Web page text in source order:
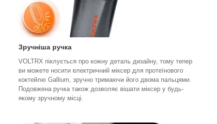
Зручніша ручка
VOLTRX піклується про кожну деталь дизайну, тому тепер
ви можете носити електричний міксер для протеїнового
коктейлю Gallium, зручно тримаючи його двома пальцями.
Подовжена ручка також дозволяє вішати міксер у будь-
якому зручному місці.